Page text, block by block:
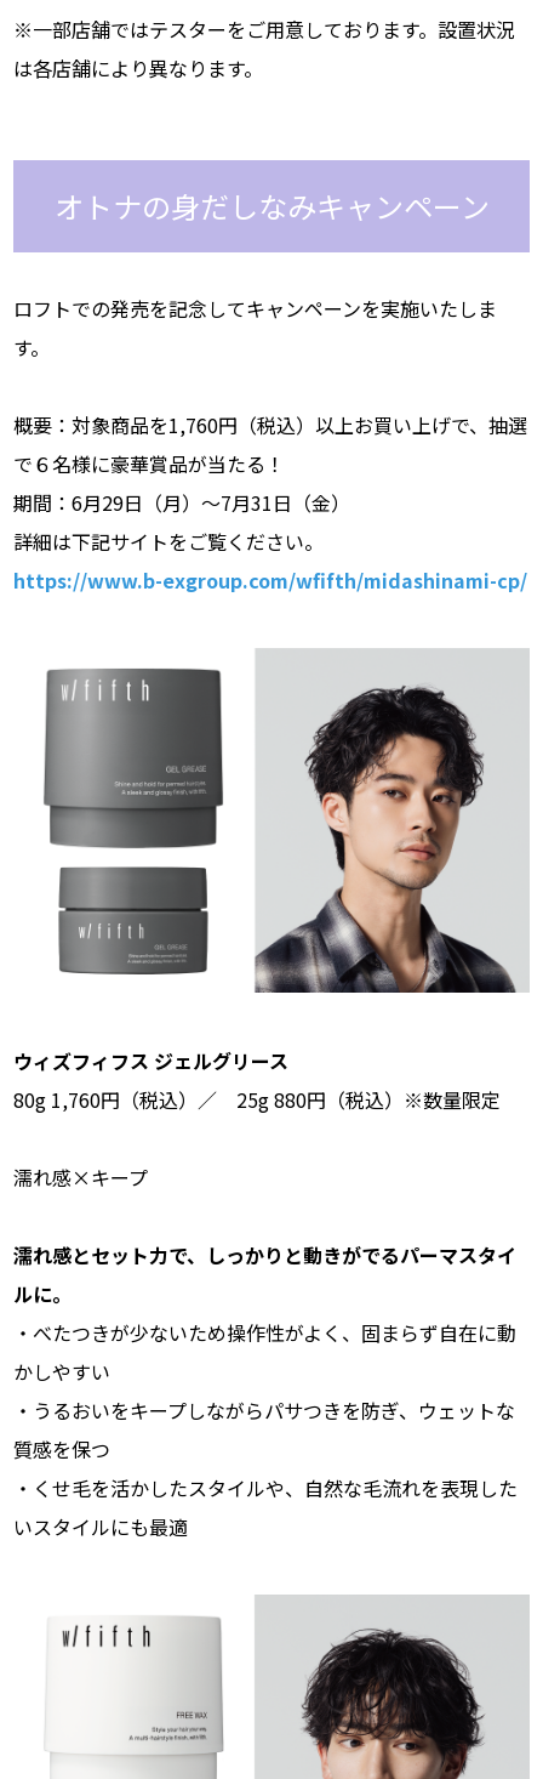
※一部店舗ではテスターをご用意しております。設置状況
は各店舗により異なります。
オトナの身だしなみキャンペーン
ロフトでの発売を記念してキャンペーンを実施いたしま
す。
概要：対象商品を1,760円（税込）以上お買い上げで、抽選
で６名様に豪華賞品が当たる！
期間：6月29日（月）～7月31日（金）
詳細は下記サイトをご覧ください。
https://www.b-exgroup.com/wfifth/midashinami-cp/
ウィズフィフス ジェルグリース
80g 1,760円（税込）／ 25g 880円（税込）※数量限定
濡れ感×キープ
濡れ感とセット力で、しっかりと動きがでるパーマスタイ
ルに。
・べたつきが少ないため操作性がよく、固まらず自在に動
かしやすい
・うるおいをキープしながらパサつきを防ぎ、ウェットな
質感を保つ
・くせ毛を活かしたスタイルや、自然な毛流れを表現した
いスタイルにも最適